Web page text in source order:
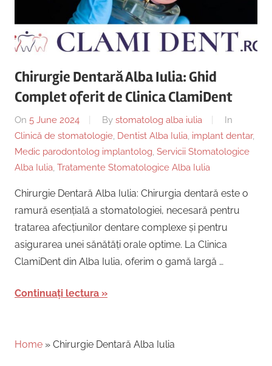
|
Centru
Implantologie
Strada
Ion
19,
Alba
510218,
România
+40754463365
Chirurgie Dentară Alba Iulia: Ghid
Complet oferit de Clinica ClamiDent
On 5 June 2024 By stomatolog alba iulia
In
Clinică de stomatologie Dentist Alba Iulia implant dentar,
Medic parodontolog implantolog Servicii Stomatologice
Alba Iulia Tratamente Stomatologice Alba Iulia
Chirurgie Dentară Alba Iulia: Chirurgia dentară este o
ramură esențială a stomatologiei, necesară pentru
tratarea afecțiunilor dentare complexe și pentru
asigurarea unei sănătăți orale optime. La Clinica
ClamiDent din Alba Iulia, oferim o gamă largă …
Continuați lectura
Home » Chirurgie Dentară Alba Iulia